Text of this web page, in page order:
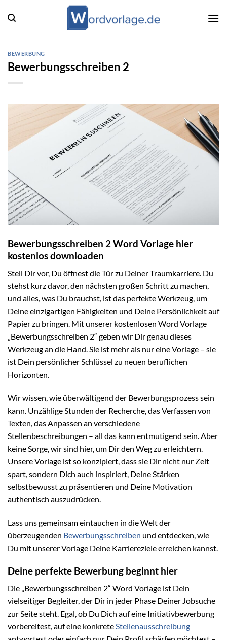
Inhalt
BEWERBUNG
Bewerbungsschreiben 2
Bewerbungsschreiben 2 Word Vorlage hier
kostenlos downloaden
Stell Dir vor, Du öffnest die Tür zu Deiner Traumkarriere. Du
stehst kurz davor, den nächsten großen Schritt zu machen,
und alles, was Du brauchst, ist das perfekte Werkzeug, um
Deine einzigartigen Fähigkeiten und Deine Persönlichkeit auf
Papier zu bringen. Mit unserer kostenlosen Word Vorlage
„Bewerbungsschreiben 2“ geben wir Dir genau dieses
Werkzeug an die Hand. Sie ist mehr als nur eine Vorlage – sie
ist Dein persönlicher Schlüssel zu neuen beruflichen
Horizonten.
Wir wissen, wie überwältigend der Bewerbungsprozess sein
kann. Unzählige Stunden der Recherche, das Verfassen von
Texten, das Anpassen an verschiedene
Stellenbeschreibungen – all das kann entmutigend sein. Aber
keine Sorge, wir sind hier, um Dir den Weg zu erleichtern.
Unsere Vorlage ist so konzipiert, dass sie Dir nicht nur Zeit
spart, sondern Dich auch inspiriert, Deine Stärken
selbstbewusst zu präsentieren und Deine Motivation
authentisch auszudrücken.
Lass uns gemeinsam eintauchen in die Welt der
überzeugenden Bewerbungsschreiben und entdecken, wie
Du mit unserer Vorlage Deine Karriereziele erreichen kannst.
Deine perfekte Bewerbung beginnt hier
Die „Bewerbungsschreiben 2“ Word Vorlage ist Dein
vielseitiger Begleiter, der Dir in jeder Phase Deiner Jobsuche
zur Seite steht. Egal, ob Du Dich auf eine Initiativbewerbung
vorbereitest, auf eine konkreteStellenausschreibung